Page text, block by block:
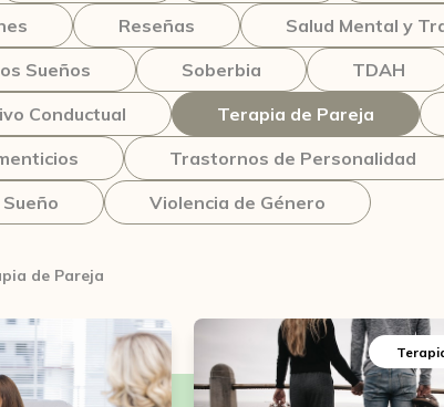
Reseñas Salud Mental y
Sueños
Soberbia TDAH
Conductual
Terapia de Pareja
Trastornos de Personalidad
Violencia de Género
de Pareja